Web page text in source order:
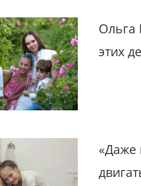
Ольга
этих
«Даже